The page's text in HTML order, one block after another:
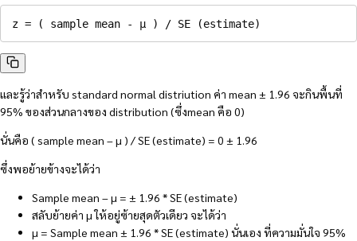
z = ( sample mean - µ ) / SE (estimate)
และรู้ว่าสำหรับ standard normal distriution ค่า mean ± 1.96 จะกินพื้นที่
95% ของส่วนกลางของ distribution (ซึ่งmean คือ 0)
นั่นคือ ( sample mean – µ ) / SE (estimate) = 0 ± 1.96
ซึ่งพอย้ายข้างจะได้ว่า
Sample mean – µ = ± 1.96 * SE (estimate)
สลับย้ายค่า µ ให้อยู่ซ้ายสุดตัวเดียว จะได้ว่า
µ = Sample mean ± 1.96 * SE (estimate) นั่นเอง ที่ความมั่นใจ 95%